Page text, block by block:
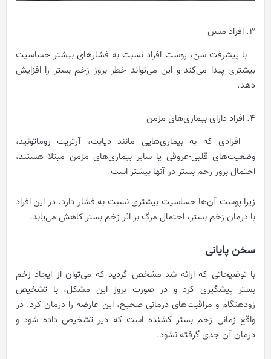
3. افراد مسن
با پیشرفت سن، پوست افراد نسبت به فشارهای بیشتر حساسیت
بیشتری پیدا می‌کند و این می‌تواند خطر بروز زخم بستر را افزایش
دهد.
4. افراد دارای بیماری‌های مزمن
افرادی که به بیماری‌هایی مانند دیابت، آرتریت روماتوئید،
وضعیت‌های قلبی-عروقی یا سایر بیماری‌های مزمن مبتلا هستند،
احتمال بروز زخم بستر در آنها بیشتر است.
زیرا پوست آن‌ها حساسیت بیشتری نسبت به فشار دارد. در این افراد
با درمان زخم بستر، احتمال مرگ بر اثر زخم بستر کاهش می‌یابد.
سخن پایانی
با توضیحاتی که ارائه شد مشخص گردید که می‌توان از ایجاد زخم
بستر پیشگیری کرد و در صورت بروز این مشکل، با تشخیص
زودهنگام و مراقبت‌های درمانی صحیح، این عارضه را درمان کرد. در
واقع زمانی زخم بستر کشنده است که دیر تشخیص داده شود و
درمان آن جدی گرفته نشود.